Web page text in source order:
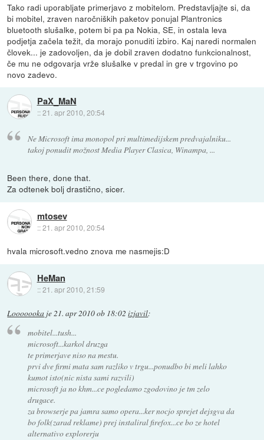
Tako radi uporabljate primerjavo z mobitelom. Predstavljajte si, da
bi mobitel, zraven naročniških paketov ponujal Plantronics
bluetooth slušalke, potem bi pa pa Nokia, SE, in ostala leva
podjetja začela težit, da morajo ponuditi izbiro. Kaj naredi normalen
človek... je zadovoljen, da je dobil zraven dodatno funkcionalnost,
če mu ne odgovarja vrže slušalke v predal in gre v trgovino po
novo zadevo.
PaX_MaN
::21. apr 2010, 20:54
Ne Microsoft ima monopol pri multimedijskem predvajalniku...
takoj ponudit možnost Media Player Clasica, Winampa, ...
Been there, done that.
Za odtenek bolj drastično, sicer.
mtosev
::21. apr 2010, 20:54
hvala microsoft.vedno znova me nasmejis:D
HeMan
::21. apr 2010, 21:59
Looooooka je 21. apr 2010 ob 18:02 izjavil:
mobitel...tush...
microsoft...karkol druzga
te primerjave niso na mestu.
prvi dve firmi mata sam razliko v trgu...ponudbo bi meli lahko
kumot isto(nic nista sami razvili)
microsoft ja no khm...ce pogledamo zgodovino je tm zelo
drugace.
za browserje pa jamra samo opera...ker nocjo sprejet dejsgva da
bo folk(zarad reklame) prej instaliral firefox...ce bo ze hotel
alternativo explorerju